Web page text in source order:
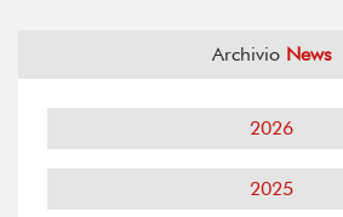
Archivio News
2026
2025